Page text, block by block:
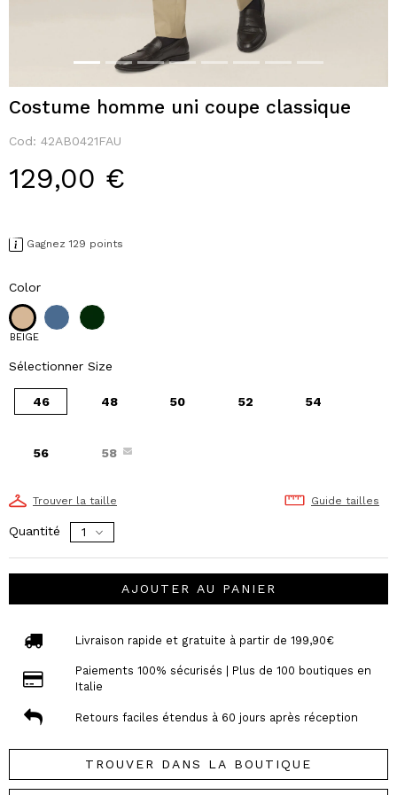
Costume homme uni coupe classique
Cod: 42AB0421FAU
129,00 €
Gagnez 129 points
Color
BEIGE
Sélectionner Size
46 48 50 52 54
56 58
Trouver la taille Guide tailles
Quantité
AJOUTER AU PANIER
Livraison rapide et gratuite à partir de 199,90€
Paiements 100% sécurisés | Plus de 100 boutiques en
Italie
Retours faciles étendus à 60 jours après réception
TROUVER DANS LA BOUTIQUE